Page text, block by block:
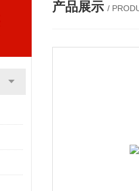
产品展示 /